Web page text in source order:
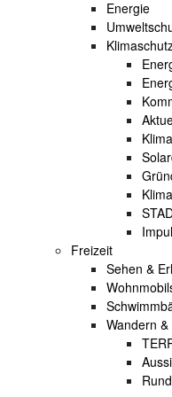
Energie
Freizeit
Sehen &
Wandern